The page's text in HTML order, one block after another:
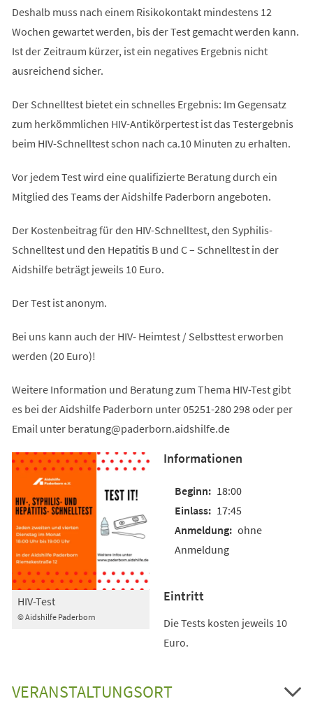
Deshalb muss nach einem Risikokontakt mindestens 12
Wochen gewartet werden, bis der Test gemacht werden kann.
Ist der Zeitraum kürzer, ist ein negatives Ergebnis nicht
ausreichend sicher.
Der Schnelltest bietet ein schnelles Ergebnis: Im Gegensatz
zum herkömmlichen HIV-Antikörpertest ist das Testergebnis
beim HIV-Schnelltest schon nach ca.10 Minuten zu erhalten.
Vor jedem Test wird eine qualifizierte Beratung durch ein
Mitglied des Teams der Aidshilfe Paderborn angeboten.
Der Kostenbeitrag für den HIV-Schnelltest, den Syphilis-
Schnelltest und den Hepatitis B und C – Schnelltest in der
Aidshilfe beträgt jeweils 10 Euro.
Der Test ist anonym.
Bei uns kann auch der HIV- Heimtest / Selbsttest erworben
werden (20 Euro)!
Weitere Information und Beratung zum Thema HIV-Test gibt
es bei der Aidshilfe Paderborn unter 05251-280 298 oder per
Email unter beratung paderborn.aidshilfe de
© Aidshilfe Paderborn
HIV-Test
Informationen
18:00
17:45
ohne
Anmeldung
Eintritt
Die Tests kosten jeweils 10
Euro.
VERANSTALTUNGSORT